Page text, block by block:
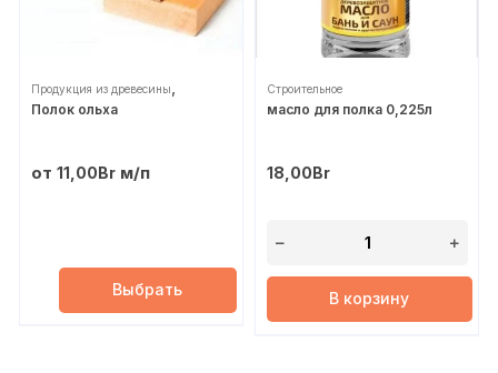
Продукция из древесины
Строительное
Полок ольха
от11,00Br м/п
Выбрать
Строительное
масло для полка 0,225л
18,00Br
В корзину